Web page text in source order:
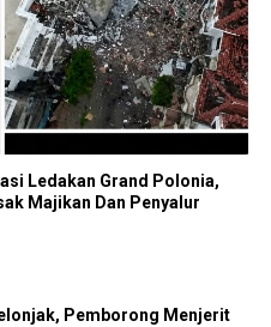
Ledakan Grand Polonia,
Majikan Dan Penyalur
Pemborong Menjerit